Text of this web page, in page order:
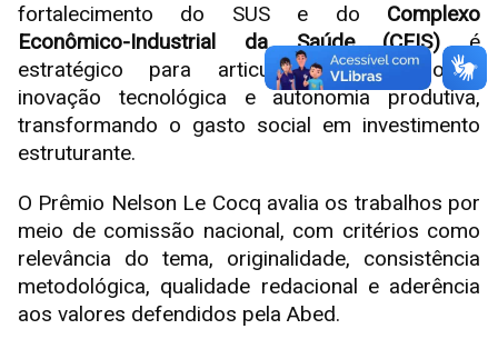
fortalecimento do SUS e do Complexo
Econômico-Industrial da Saúde (CEIS)é
estratégico para articular inclusão social,
inovação tecnológica e autonomia produtiva,
transformando o gasto social em investimento
estruturante.
O Prêmio Nelson Le Cocq avalia os trabalhos por
meio de comissão nacional, com critérios como
relevância do tema, originalidade, consistência
metodológica, qualidade redacional e aderência
aos valores defendidos pela Abed.